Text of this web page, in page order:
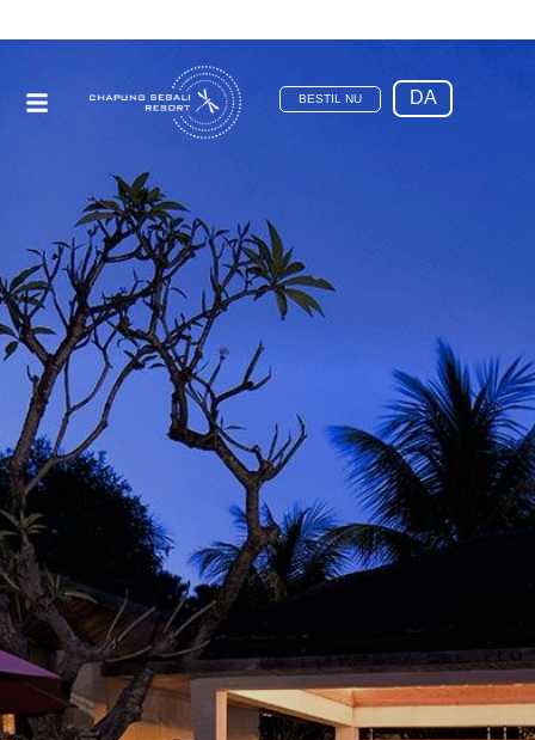
BESTIL NU DA